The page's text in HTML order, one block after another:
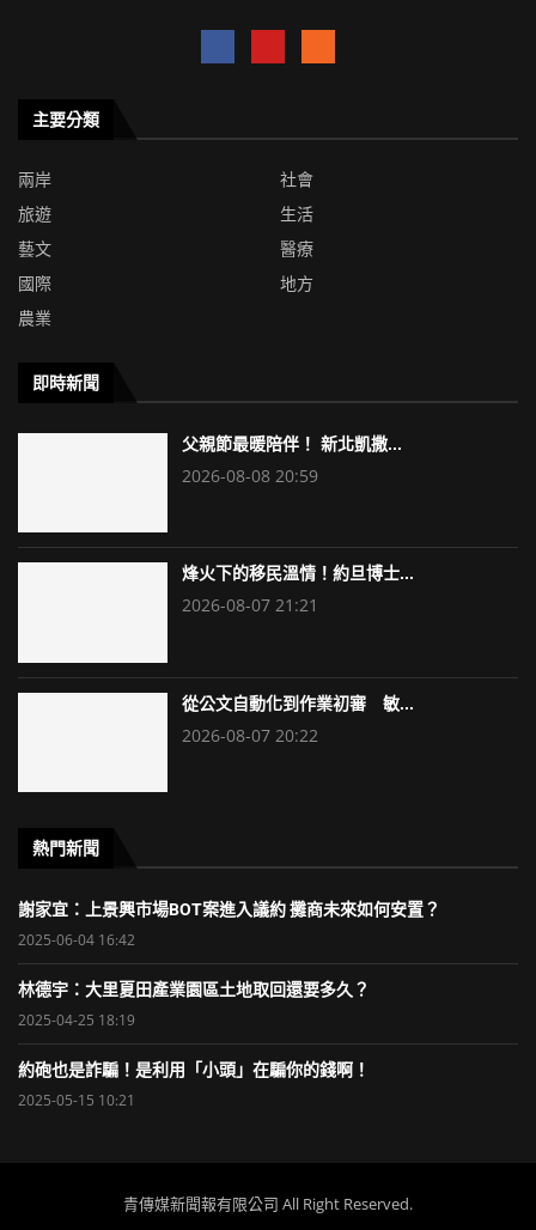
主要分類
兩岸
社會
旅遊
生活
藝文
醫療
國際
地方
農業
即時新聞
父親節最暖陪伴！ 新北凱撒...
2026-08-08 20:59
烽火下的移民溫情！約旦博士...
2026-08-07 21:21
從公文自動化到作業初審 敏...
2026-08-07 20:22
熱門新聞
謝家宜：上景興市場BOT案進入議約 攤商未來如何安置？
2025-06-04 16:42
林德宇：大里夏田產業園區土地取回還要多久？
2025-04-25 18:19
約砲也是詐騙！是利用「小頭」在騙你的錢啊！
2025-05-15 10:21
青傳媒新聞報有限公司 All Right Reserved.